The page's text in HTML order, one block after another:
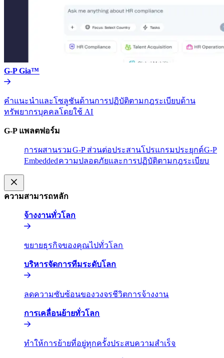
G-P Gia™​​
คำแนะนำและโซลูชันด้านการปฏิบัติตามกฎระเบียบด้าน
ทรัพยากรบุคคลโดยใช้ AI​​
G-P แพลตฟอร์ม​​
การผสานรวม​​G-P ส่วนต่อประสานโปรแกรมประยุกต์​​G-P
Embedded​​ความปลอดภัยและการปฏิบัติตามกฎระเบียบ​​
ความสามารถหลัก​​
จ้างงานทั่วโลก​​
ขยายธุรกิจของคุณไปทั่วโลก​​
บริหารจัดการทีมระดับโลก​​
ลดความซับซ้อนของวงจรชีวิตการจ้างงาน​​
การเคลื่อนย้ายทั่วโลก​​
ทำให้การย้ายที่อยู่ทุกครั้งประสบความสำเร็จ​​